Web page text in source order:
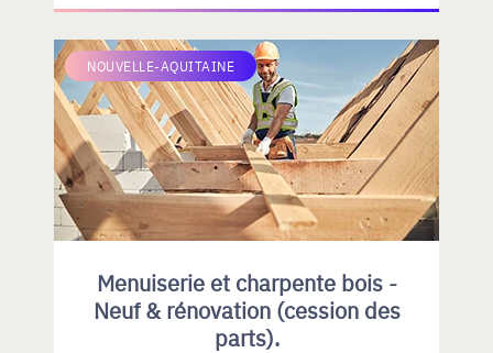
NOUVELLE-AQUITAINE
Menuiserie et charpente bois -
Neuf & rénovation (cession des
parts).